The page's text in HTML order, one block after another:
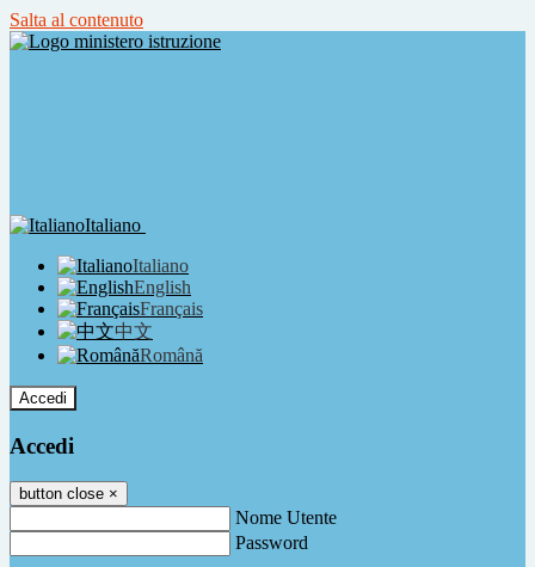
Salta al contenuto
Italiano
Italiano
English
Français
中文
Română
Accedi
Accedi
button close ×
Nome Utente
Password